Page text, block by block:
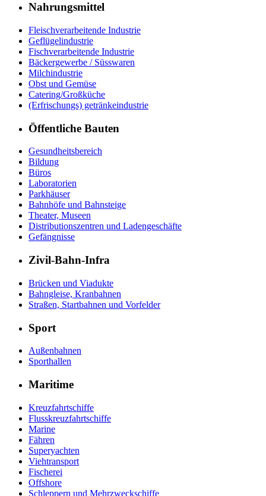
Nahrungsmittel
Fleischverarbeitende Industrie
Geflügelindustrie
Fischverarbeitende Industrie
Bäckergewerbe / Süsswaren
Milchindustrie
Obst und Gemüse
Catering/Großküche
(Erfrischungs) getränkeindustrie
Öffentliche Bauten
Gesundheitsbereich
Bildung
Büros
Laboratorien
Parkhäuser
Bahnhöfe und Bahnsteige
Theater, Museen
Distributionszentren und Ladengeschäfte
Gefängnisse
Zivil-Bahn-Infra
Brücken und Viadukte
Bahngleise, Kranbahnen
Straßen, Startbahnen und Vorfelder
Sport
Außenbahnen
Sporthallen
Maritime
Kreuzfahrtschiffe
Flusskreuzfahrtschiffe
Marine
Fähren
Superyachten
Viehtransport
Fischerei
Offshore
Schleppern und Mehrzweckschiffe